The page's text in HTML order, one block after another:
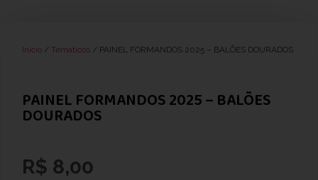
Início / Temáticos / PAINEL FORMANDOS 2025 – BALÕES DOURADOS
PAINEL FORMANDOS 2025 – BALÕES
DOURADOS
R$ 8,00